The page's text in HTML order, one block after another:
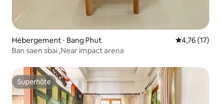
Hébergement ⋅ Bang Phut Évaluation
4,76 (17)
Ban saen sbai ,Near impact arena
Superhôte
Superhôte